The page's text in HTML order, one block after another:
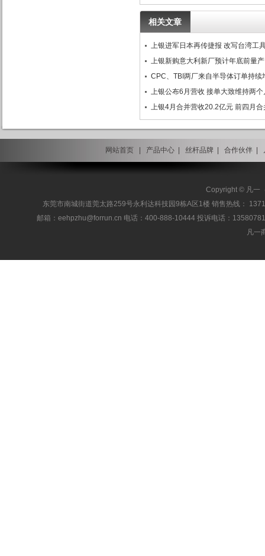
相关文章
上银进军日本再传捷报 改写台湾工
上银新购意大利新厂预计年底前量产
CPC、TBI两厂来自半导体订单持续
上银公布6月营收 接单大致维持两个
上银4月合并营收20.2亿元 前四月
网站首页 产品中心 丝杆品牌 合作伙伴
Copyright © 凡一
东莞市南城街道莞太路259号永利达科技园9栋A区1楼 销售热线：
邮箱：eehpzhu@for​run.cn 电话：400-888-10444 投诉电话：
凡一